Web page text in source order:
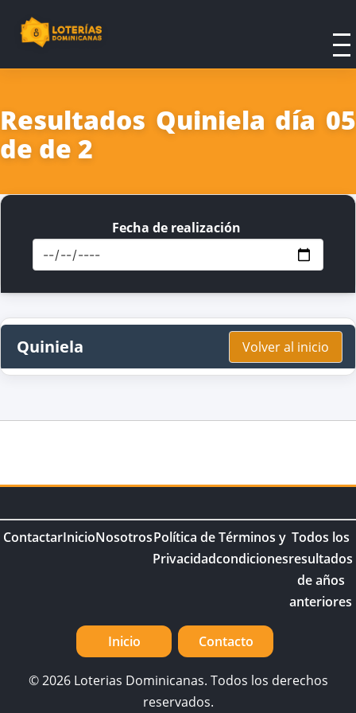
Resultados Quiniela día 05
de de 2
Fecha de realización
Quiniela Volver al inicio
ContactarInicioNosotrosPolítica de
Privacidad
Términos y
condiciones
Todos los
resultados
de años
anteriores
Inicio Contacto
© 2026 Loterias Dominicanas. Todos los derechos
reservados.